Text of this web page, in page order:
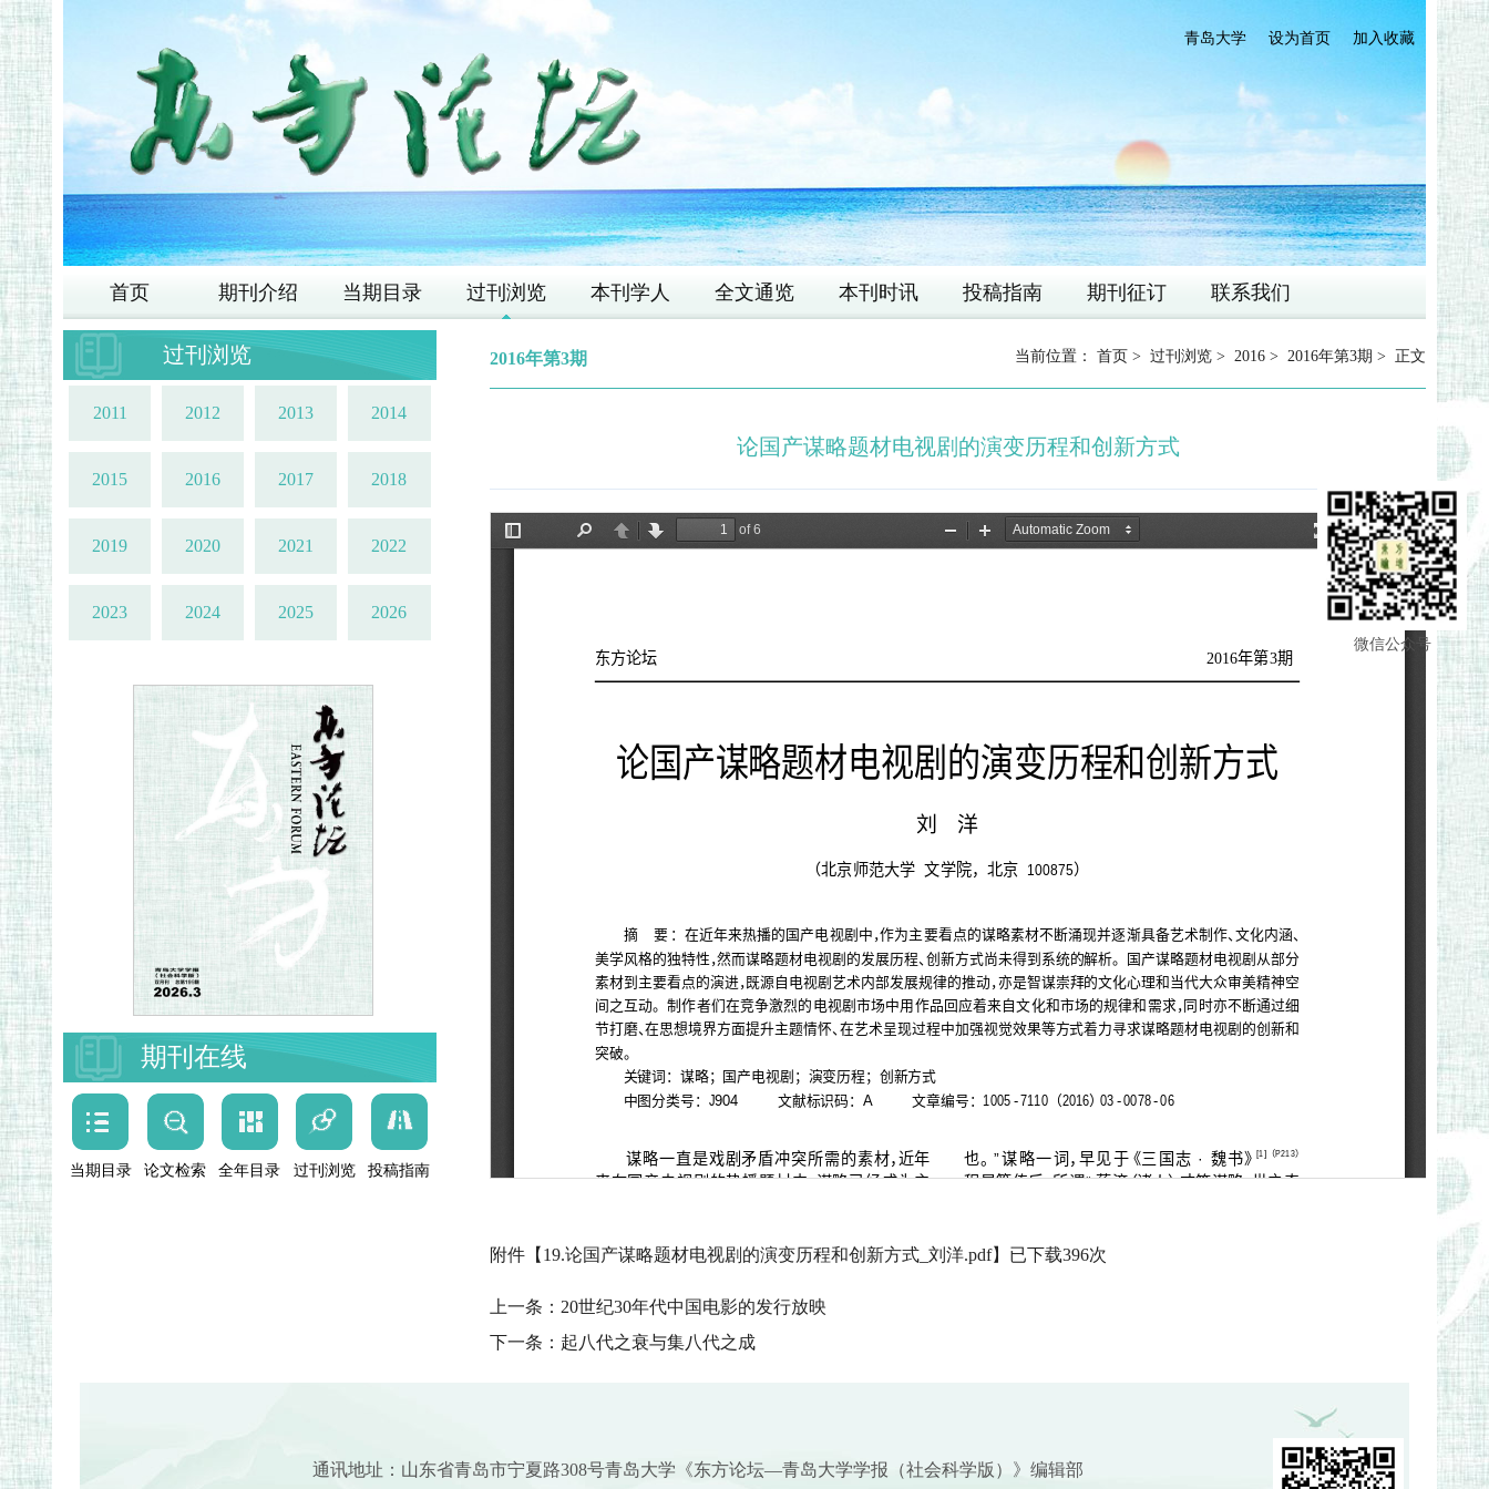
加入收藏
设为首页
青岛大学
首页 期刊介绍 当期目录 过刊浏览 本刊学人 全文通览 本刊时讯 投稿指南 期刊征订 联系我们
微信公众号
过刊浏览
2011 2012 2013 2014
2015 2016 2017 2018
2019 2020 2021 2022
2023 2024 2025 2026
期刊在线
当期目录 论文检索 全年目录 过刊浏览 投稿指南
2016年第3期 当前位置： 首页 > 过刊浏览 > 2016 > 2016年第3期 > 正文
论国产谋略题材电视剧的演变历程和创新方式
附件【 19.论国产谋略题材电视剧的演变历程和创新方式_刘洋.pdf】已下载396次
上一条： 20世纪30年代中国电影的发行放映
下一条： 起八代之衰与集八代之成
通讯地址：山东省青岛市宁夏路308号青岛大学《东方论坛—青岛大学学报（社会科学版）》编辑部